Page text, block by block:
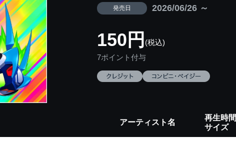
発売日 2026/06/26 ～
150円 (税込)
7ポイント付与
アーティスト名
再生時間
サイズ